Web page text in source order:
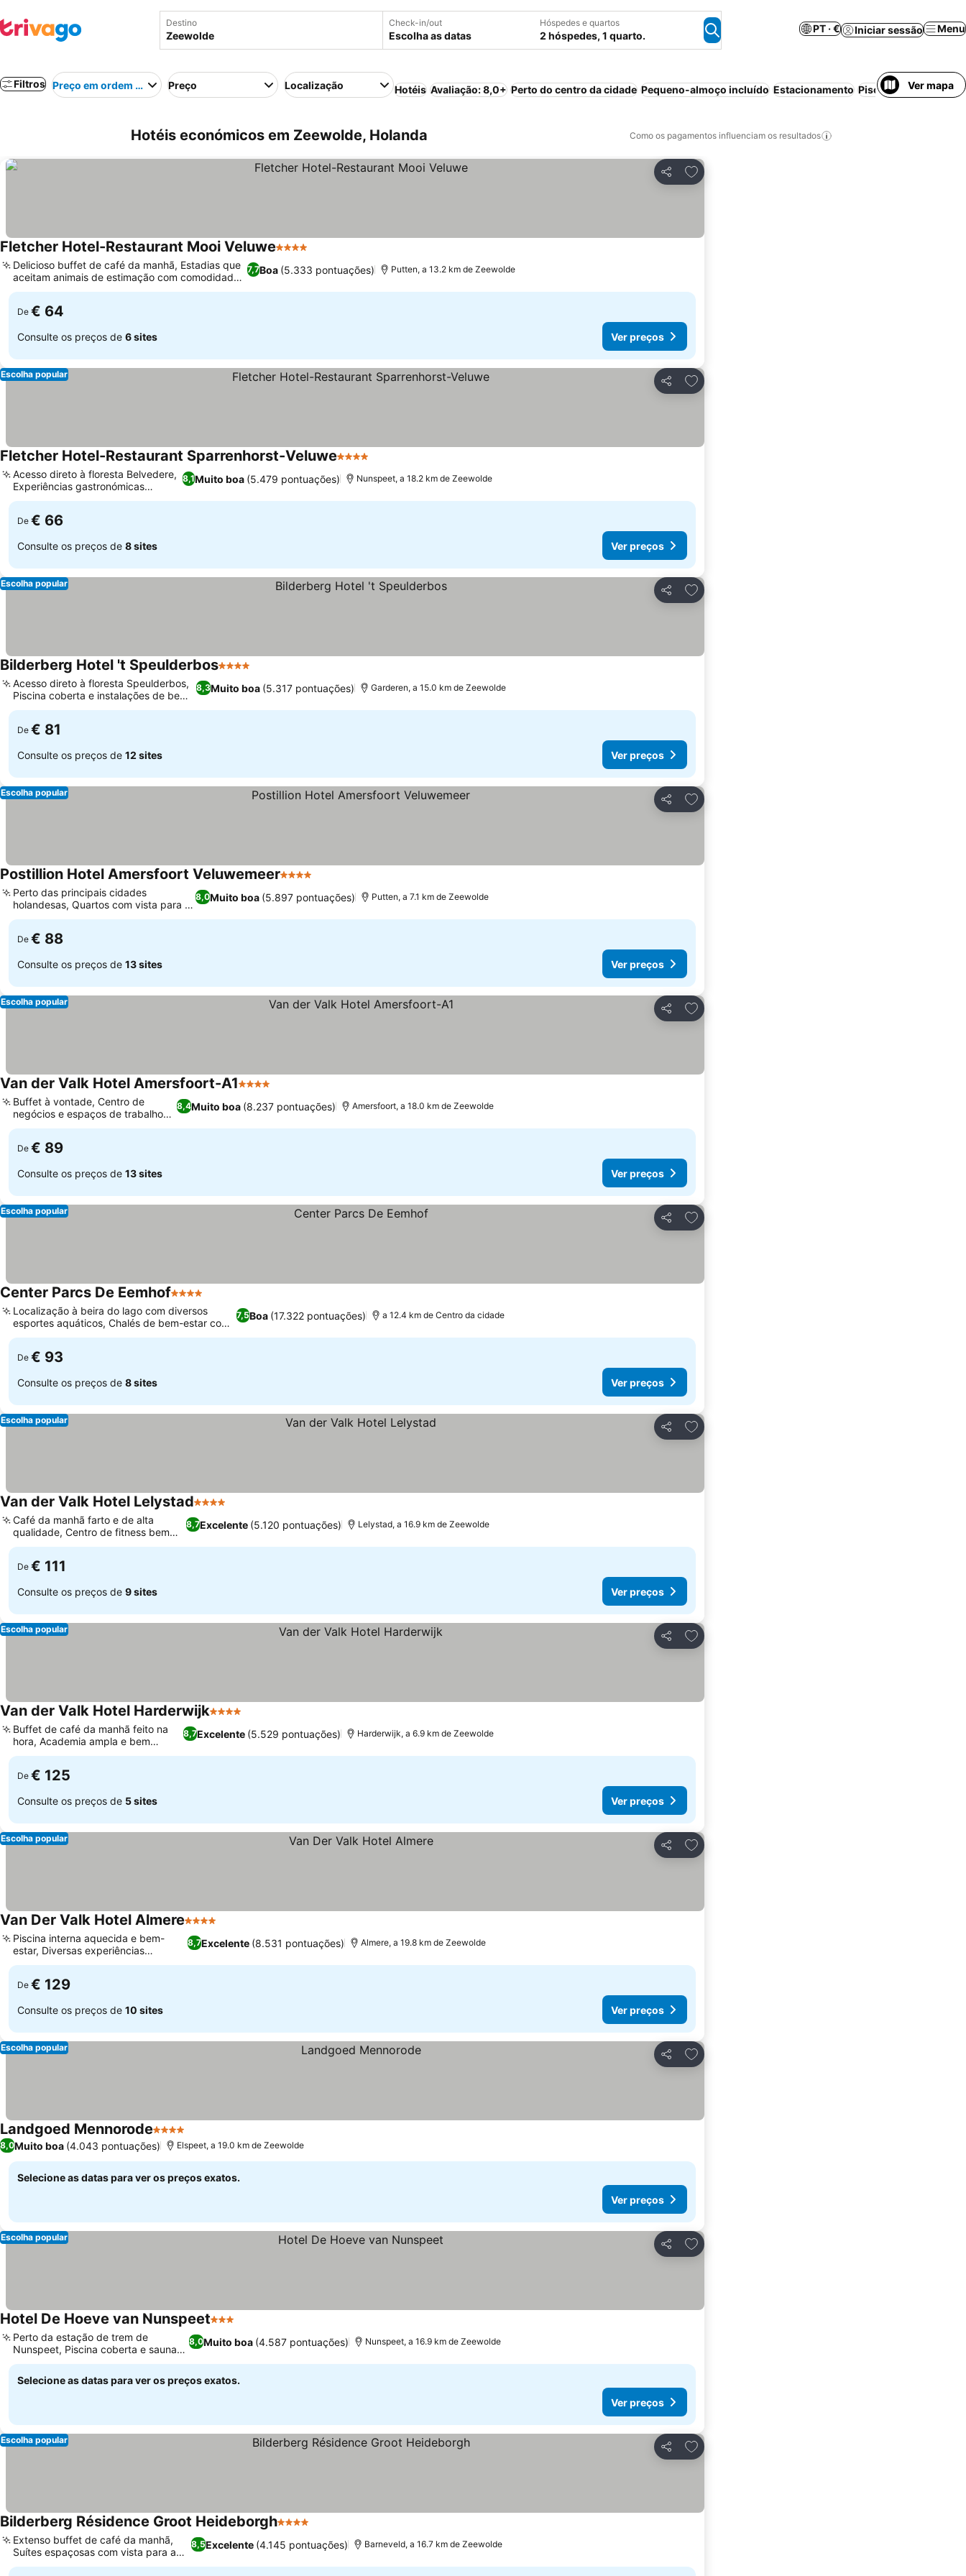
Destino Check-in/out
Escolha as datas
Hóspedes e quartos
2 hóspedes, 1 quarto.
PT · € Iniciar sessão Menu
Filtros Preço em ordem crescentePreço Localização Hotéis Avaliação: 8,0+ Perto do centro da cidade Pequeno-almoço incluído Estacionamento Piscina Animais
Ver mapa
Hotéis económicos em Zeewolde, Holanda Como os pagamentos influenciam os resultados
Partilhar
Adicionar aos favoritos
Fletcher Hotel-Restaurant Mooi Veluwe4 Estrelas
7,7Boa (5.333 pontuações)
Delicioso buffet de café da manhã, Estadias que
aceitam animais de estimação com comodidades
dedicadas
Putten, a 13.2 km de Zeewolde
De € 64
Consulte os preços de 6 sites Ver preços
Partilhar
Adicionar aos favoritos
Escolha popular
Fletcher Hotel-Restaurant Sparrenhorst-Veluwe4 Estrelas
8,1Muito boa (5.479 pontuações)
Acesso direto à floresta Belvedere,
Experiências gastronómicas
diversas
Nunspeet, a 18.2 km de Zeewolde
De € 66
Consulte os preços de 8 sites Ver preços
Partilhar
Adicionar aos favoritos
Escolha popular
Bilderberg Hotel 't Speulderbos4 Estrelas
8,3Muito boa (5.317 pontuações)
Acesso direto à floresta Speulderbos,
Piscina coberta e instalações de bem-
estar
Garderen, a 15.0 km de Zeewolde
De € 81
Consulte os preços de 12 sites Ver preços
Partilhar
Adicionar aos favoritos
Escolha popular
Postillion Hotel Amersfoort Veluwemeer4 Estrelas
8,0Muito boa (5.897 pontuações)
Perto das principais cidades
holandesas, Quartos com vista para o
lago e o porto
Putten, a 7.1 km de Zeewolde
De € 88
Consulte os preços de 13 sites Ver preços
Partilhar
Adicionar aos favoritos
Escolha popular
Van der Valk Hotel Amersfoort-A14 Estrelas
8,4Muito boa (8.237 pontuações)
Buffet à vontade, Centro de
negócios e espaços de trabalho
flexíveis
Amersfoort, a 18.0 km de Zeewolde
De € 89
Consulte os preços de 13 sites Ver preços
Partilhar
Adicionar aos favoritos
Escolha popular
Center Parcs De Eemhof4 Estrelas
7,5Boa (17.322 pontuações)
Localização à beira do lago com diversos
esportes aquáticos, Chalés de bem-estar com
spa privativo
a 12.4 km de Centro da cidade
De € 93
Consulte os preços de 8 sites Ver preços
Partilhar
Adicionar aos favoritos
Escolha popular
Van der Valk Hotel Lelystad4 Estrelas
8,7Excelente (5.120 pontuações)
Café da manhã farto e de alta
qualidade, Centro de fitness bem
equipado
Lelystad, a 16.9 km de Zeewolde
De € 111
Consulte os preços de 9 sites Ver preços
Partilhar
Adicionar aos favoritos
Escolha popular
Van der Valk Hotel Harderwijk4 Estrelas
8,7Excelente (5.529 pontuações)
Buffet de café da manhã feito na
hora, Academia ampla e bem
equipada
Harderwijk, a 6.9 km de Zeewolde
De € 125
Consulte os preços de 5 sites Ver preços
Partilhar
Adicionar aos favoritos
Escolha popular
Van Der Valk Hotel Almere4 Estrelas
8,7Excelente (8.531 pontuações)
Piscina interna aquecida e bem-
estar, Diversas experiências
gastronômicas
Almere, a 19.8 km de Zeewolde
De € 129
Consulte os preços de 10 sites Ver preços
Partilhar
Adicionar aos favoritos
Escolha popular
Landgoed Mennorode4 Estrelas
8,0Muito boa (4.043 pontuações) Elspeet, a 19.0 km de Zeewolde
Selecione as datas para ver os preços exatos.
Ver preços
Partilhar
Adicionar aos favoritos
Escolha popular
Hotel De Hoeve van Nunspeet3 Estrelas
8,0Muito boa (4.587 pontuações)
Perto da estação de trem de
Nunspeet, Piscina coberta e sauna
para relaxar
Nunspeet, a 16.9 km de Zeewolde
Selecione as datas para ver os preços exatos.
Ver preços
Partilhar
Adicionar aos favoritos
Escolha popular
Bilderberg Résidence Groot Heideborgh4 Estrelas
8,5Excelente (4.145 pontuações)
Extenso buffet de café da manhã,
Suítes espaçosas com vista para a
floresta
Barneveld, a 16.7 km de Zeewolde